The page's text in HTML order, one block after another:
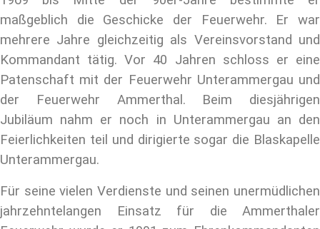
maßgeblich die Geschicke der Feuerwehr. Er war
mehrere Jahre gleichzeitig als Vereinsvorstand und
Kommandant tätig. Vor 40 Jahren schloss er eine
Patenschaft mit der Feuerwehr Unterammergau und
der Feuerwehr Ammerthal. Beim diesjährigen
Jubiläum nahm er noch in Unterammergau an den
Feierlichkeiten teil und dirigierte sogar die Blaskapelle
Unterammergau.
Für seine vielen Verdienste und seinen unermüdlichen
jahrzehntelangen Einsatz für die Ammerthaler